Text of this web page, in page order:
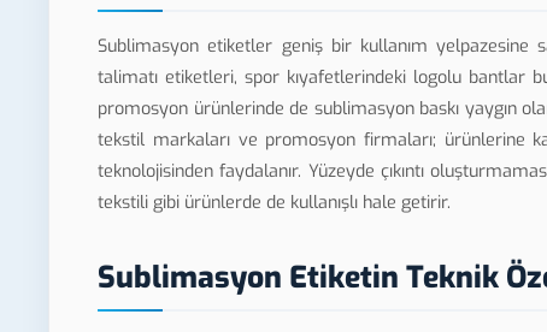
Sublimasyon etiketler geniş bir kullanım yelpazesine
talimatı etiketleri, spor kıyafetlerindeki logolu bantlar
promosyon ürünlerinde de sublimasyon baskı yaygın
tekstil markaları ve promosyon firmaları; ürünlerine
teknolojisinden faydalanır. Yüzeyde çıkıntı
tekstili gibi ürünlerde de kullanışlı hale getirir.
Sublimasyon Etiketin Teknik